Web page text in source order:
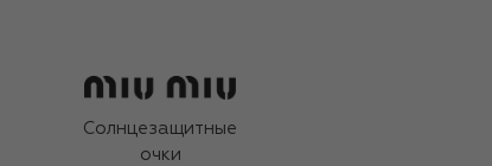
Солнцезащитные
очки